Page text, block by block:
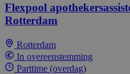
Flexpool
Rotterdam
Rotterdam
In overeenstemming
Parttime (overdag)